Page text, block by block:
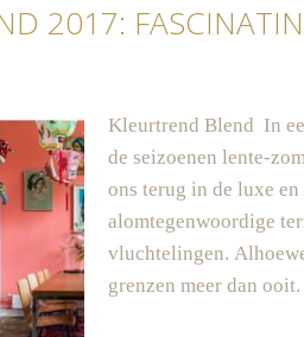
2017:
Kleurtrend Blend In
de seizoenen lente-
ons terug in de luxe
alomtegenwoordige
vluchtelingen.
grenzen meer dan